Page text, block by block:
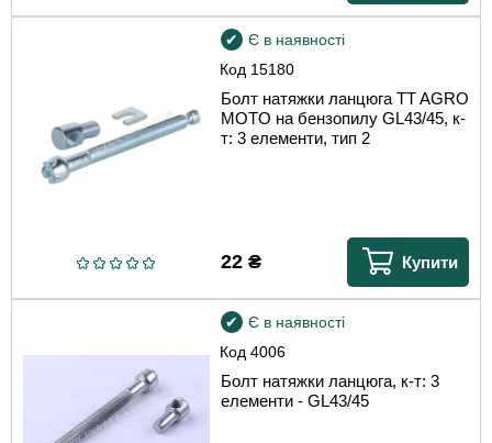
Код 15180
Є в наявності
Болт натяжки ланцюга TT AGRO
MOTO на бензопилу GL43/45, к-
т: 3 елементи, тип 2
22₴ Купити
Код4006
Є в наявності
Болт натяжки ланцюга, к-т: 3
елементи - GL43/45